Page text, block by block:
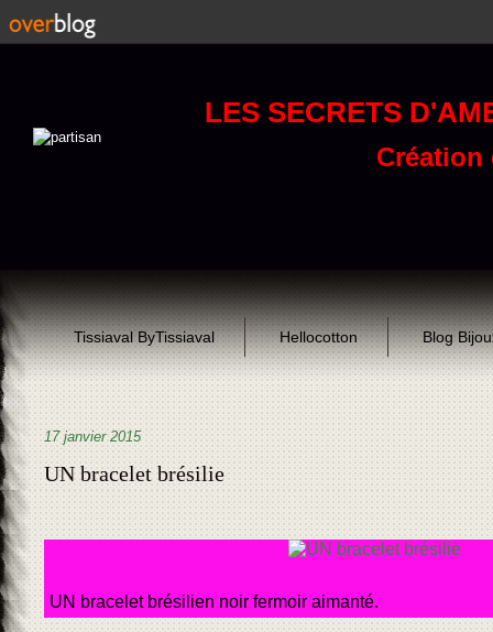
LES SECRETS
Création
Tissiaval ByTissiaval Hellocotton Blog
17 janvier 2015
UN bracelet brésilie
UN bracelet brésilien noir fermoir aimanté.